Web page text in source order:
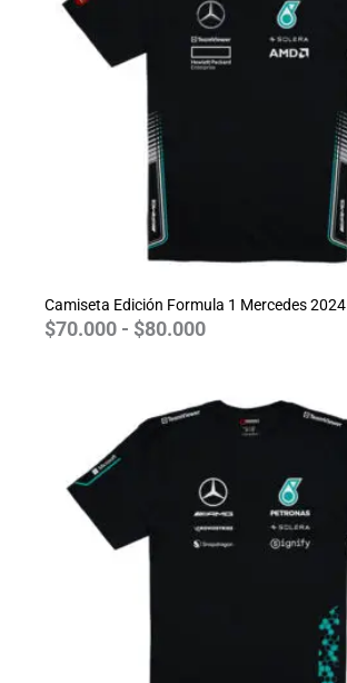
Camiseta Edición Formula 1 Mercedes 2024
$70.000 - $80.000
hasta
$80.000